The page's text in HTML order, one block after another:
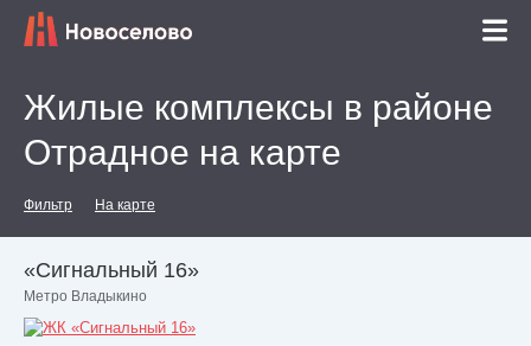
Жилые комплексы в районе
Отрадное на карте
Фильтр На карте
«Сигнальный 16»
Метро Владыкино